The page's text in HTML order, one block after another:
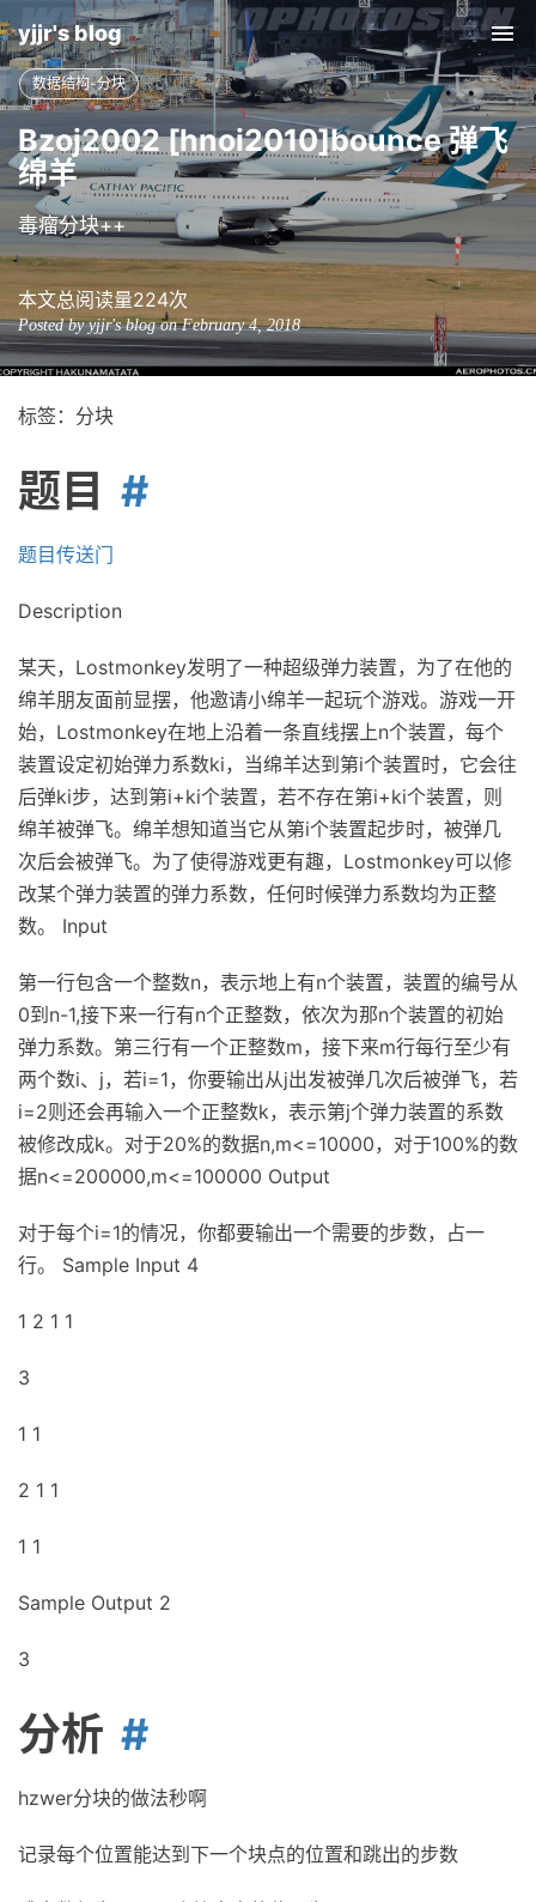
yjjr's blog
数据结构-分块
Bzoj2002 [hnoi2010]bounce 弹飞
绵羊
毒瘤分块++
本文总阅读量224次
Posted by yjjr's blog on February 4, 2018
标签：分块
题目
题目传送门
Description
某天，Lostmonkey发明了一种超级弹力装置，为了在他的
绵羊朋友面前显摆，他邀请小绵羊一起玩个游戏。游戏一开
始，Lostmonkey在地上沿着一条直线摆上n个装置，每个
装置设定初始弹力系数ki，当绵羊达到第i个装置时，它会往
后弹ki步，达到第i+ki个装置，若不存在第i+ki个装置，则
绵羊被弹飞。绵羊想知道当它从第i个装置起步时，被弹几
次后会被弹飞。为了使得游戏更有趣，Lostmonkey可以修
改某个弹力装置的弹力系数，任何时候弹力系数均为正整
数。 Input
第一行包含一个整数n，表示地上有n个装置，装置的编号从
0到n-1,接下来一行有n个正整数，依次为那n个装置的初始
弹力系数。第三行有一个正整数m，接下来m行每行至少有
两个数i、j，若i=1，你要输出从j出发被弹几次后被弹飞，若
i=2则还会再输入一个正整数k，表示第j个弹力装置的系数
被修改成k。对于20%的数据n,m<=10000，对于100%的数
据n<=200000,m<=100000 Output
对于每个i=1的情况，你都要输出一个需要的步数，占一
行。 Sample Input 4
1 2 1 1
3
1 1
2 1 1
1 1
Sample Output 2
3
分析
hzwer分块的做法秒啊
记录每个位置能达到下一个块点的位置和跳出的步数